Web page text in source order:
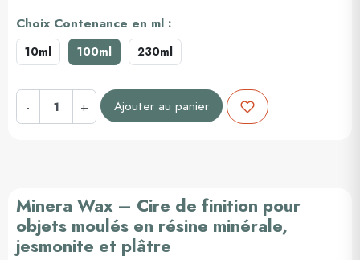
Choix Contenance en ml :
10ml 100ml 230ml
- + Ajouter au panier
Minera Wax – Cire de finition pour
objets moulés en résine minérale,
jesmonite et plâtre